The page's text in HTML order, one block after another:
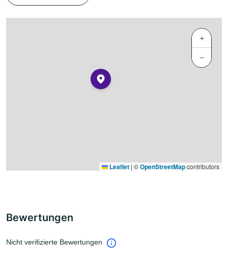
+
−
Leaflet | ©OpenStreetMapcontributors
Bewertungen
Nicht verifizierte Bewertungen